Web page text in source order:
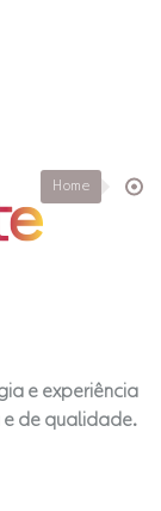
Home
e experiência
de qualidade.